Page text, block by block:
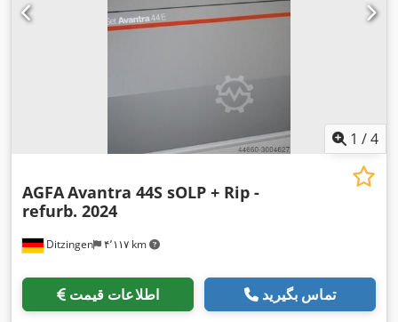
1 /4
Ditzingen ۴٬۱۱۷ km
AGFAAvantra 44S sOLP + Rip -
refurb. 2024
اطلاعات قیمت تماس بگیرید